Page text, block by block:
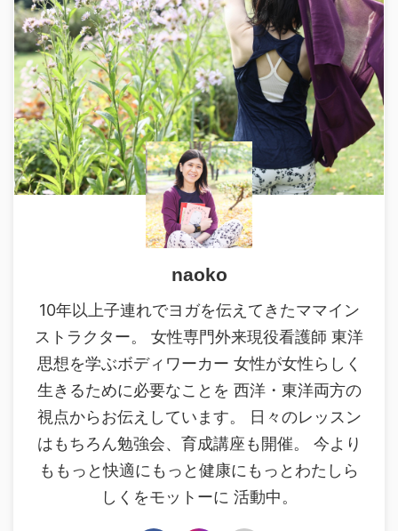
naoko
10年以上子連れでヨガを伝えてきたママイン
ストラクター。 女性専門外来現役看護師 東洋
思想を学ぶボディワーカー 女性が女性らしく
生きるために必要なことを 西洋・東洋両方の
視点からお伝えしています。 日々のレッスン
はもちろん勉強会、育成講座も開催。 今より
ももっと快適にもっと健康にもっとわたしら
しくをモットーに 活動中。